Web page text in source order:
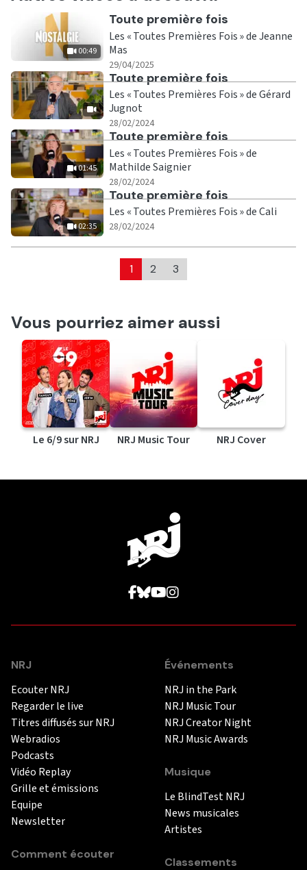
00:49
Ecouter
Toute première fois
Les « Toutes Premières Fois » de Jeanne
Mas
29/04/2025
Ecouter
Toute première fois
Les « Toutes Premières Fois » de Gérard
Jugnot
28/02/2024
01:45
Ecouter
Toute première fois
Les « Toutes Premières Fois » de
Mathilde Saignier
28/02/2024
02:35
Ecouter
Toute première fois
Les « Toutes Premières Fois » de Cali
28/02/2024
1 2 3
Vous pourriez aimer aussi
Le 6/9 sur NRJ NRJ Music Tour NRJ Cover
NRJ
Ecouter NRJ
Regarder le live
Titres diffusés sur NRJ
Webradios
Podcasts
Vidéo Replay
Grille et émissions
Equipe
Newsletter
Comment écouter
Événements
NRJ in the Park
NRJ Music Tour
NRJ Creator Night
NRJ Music Awards
Musique
Le BlindTest NRJ
News musicales
Artistes
Classements